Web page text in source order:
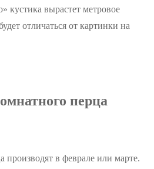
кустика вырастет метровое
отличаться от картинки на
перца
производят в феврале или марте.